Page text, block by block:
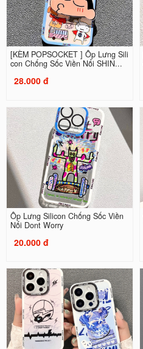
[KÈM POPSOCKET ] Ốp Lưng Sili
con Chống Sốc Viền Nổi SHIN...
28.000 đ
Ốp Lưng Silicon Chống Sốc Viền
Nổi Dont Worry
20.000 đ